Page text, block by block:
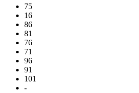
75
16
86
81
76
71
96
91
101
-